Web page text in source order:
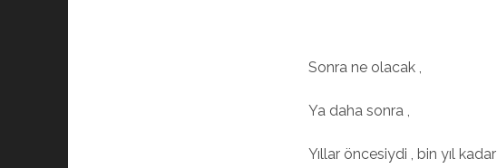
Sonra ne olacak ,
Ya daha sonra ,
Yıllar öncesiydi , bin yıl kadar